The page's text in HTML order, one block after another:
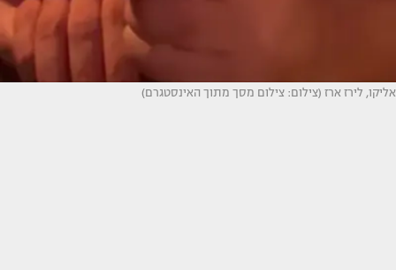
אליקו, לירז ארז (צילום: צילום מסך מתוך האינסטגרם)